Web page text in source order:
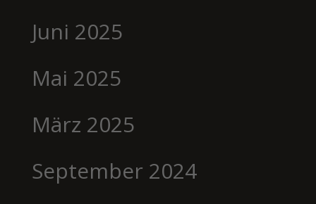
Juni 2025
Mai 2025
März 2025
September 2024